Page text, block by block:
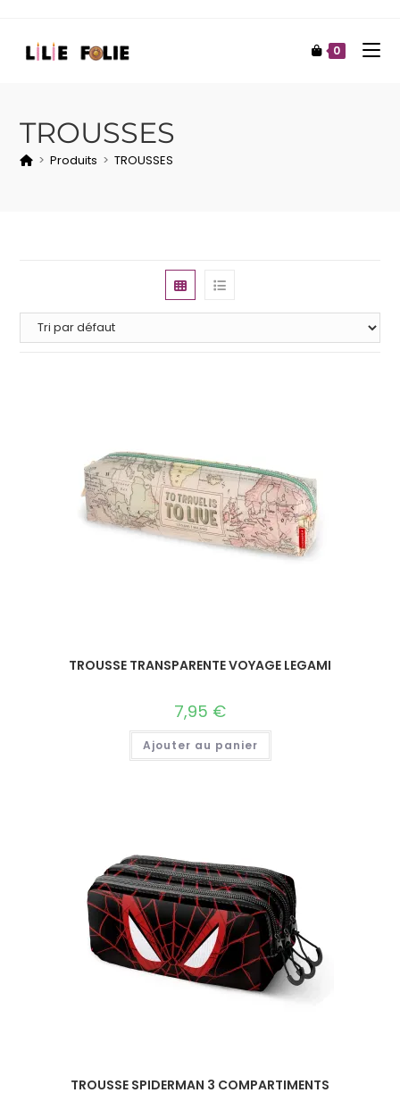
0
TROUSSES
> Produits > TROUSSES
TROUSSE TRANSPARENTE VOYAGE LEGAMI
7,95 €
Ajouter au panier
TROUSSE SPIDERMAN 3 COMPARTIMENTS